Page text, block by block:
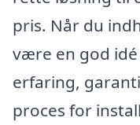
pris. Når du
være en god
erfaring,
proces for